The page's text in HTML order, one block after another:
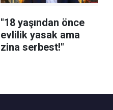
"18 yaşından önce
evlilik yasak ama
zina serbest!"